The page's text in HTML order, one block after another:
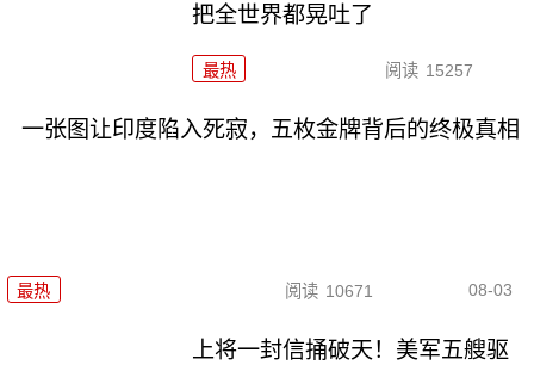
把全世界都晃吐了
最热 阅读 15257
一张图让印度陷入死寂，五枚金牌背后的终极真相
最热 阅读 10671 08-03
上将一封信捅破天！美军五艘驱